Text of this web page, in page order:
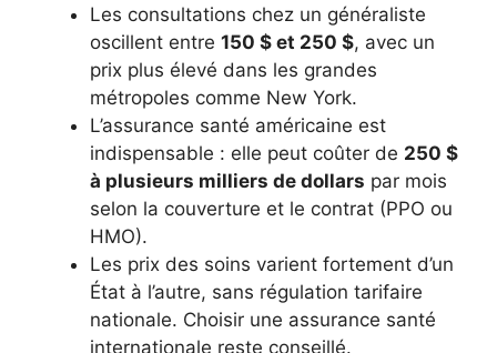
Les consultations chez un généraliste
oscillent entre 150 $ et 250 $, avec un
prix plus élevé dans les grandes
métropoles comme New York.
L’assurance santé américaine est
indispensable : elle peut coûter de 250 $
à plusieurs milliers de dollars par mois
selon la couverture et le contrat (PPO ou
HMO).
Les prix des soins varient fortement d’un
État à l’autre, sans régulation tarifaire
nationale. Choisir une assurance santé
internationale reste conseillé.